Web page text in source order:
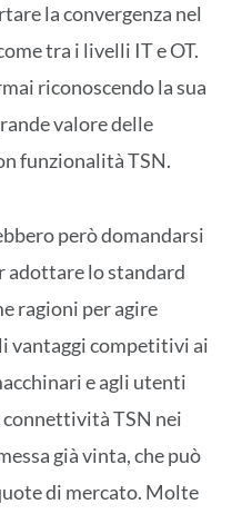
la convergenza nel
tra i livelli IT e OT.
riconoscendo la sua
valore delle
funzionalità TSN.
però domandarsi
adottare lo standard
ragioni per agire
vantaggi competitivi ai
e agli utenti
TSN nei
già vinta, che può
di mercato. Molte